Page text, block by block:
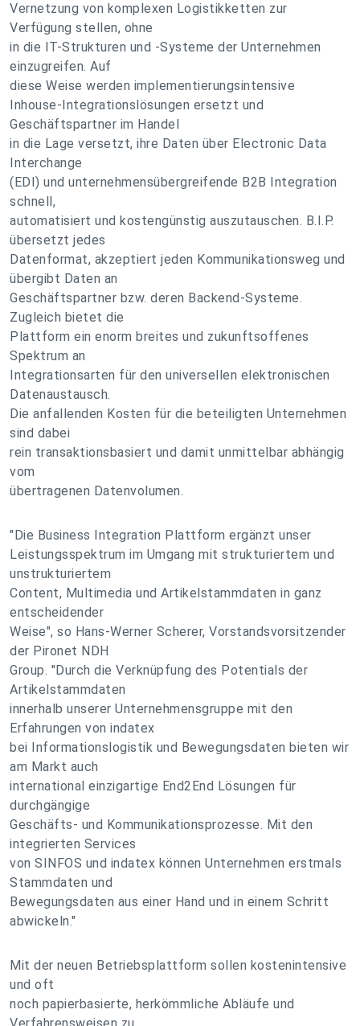
Vernetzung von komplexen Logistikketten zur
Verfügung stellen, ohne
in die IT-Strukturen und -Systeme der Unternehmen
einzugreifen. Auf
diese Weise werden implementierungsintensive
Inhouse-Integrationslösungen ersetzt und
Geschäftspartner im Handel
in die Lage versetzt, ihre Daten über Electronic Data
Interchange
(EDI) und unternehmensübergreifende B2B Integration
schnell,
automatisiert und kostengünstig auszutauschen. B.I.P.
übersetzt jedes
Datenformat, akzeptiert jeden Kommunikationsweg und
übergibt Daten an
Geschäftspartner bzw. deren Backend-Systeme.
Zugleich bietet die
Plattform ein enorm breites und zukunftsoffenes
Spektrum an
Integrationsarten für den universellen elektronischen
Datenaustausch.
Die anfallenden Kosten für die beteiligten Unternehmen
sind dabei
rein transaktionsbasiert und damit unmittelbar abhängig
vom
übertragenen Datenvolumen.
"Die Business Integration Plattform ergänzt unser
Leistungsspektrum im Umgang mit strukturiertem und
unstrukturiertem
Content, Multimedia und Artikelstammdaten in ganz
entscheidender
Weise", so Hans-Werner Scherer, Vorstandsvorsitzender
der Pironet NDH
Group. "Durch die Verknüpfung des Potentials der
Artikelstammdaten
innerhalb unserer Unternehmensgruppe mit den
Erfahrungen von indatex
bei Informationslogistik und Bewegungsdaten bieten wir
am Markt auch
international einzigartige End2End Lösungen für
durchgängige
Geschäfts- und Kommunikationsprozesse. Mit den
integrierten Services
von SINFOS und indatex können Unternehmen erstmals
Stammdaten und
Bewegungsdaten aus einer Hand und in einem Schritt
abwickeln."
Mit der neuen Betriebsplattform sollen kostenintensive
und oft
noch papierbasierte, herkömmliche Abläufe und